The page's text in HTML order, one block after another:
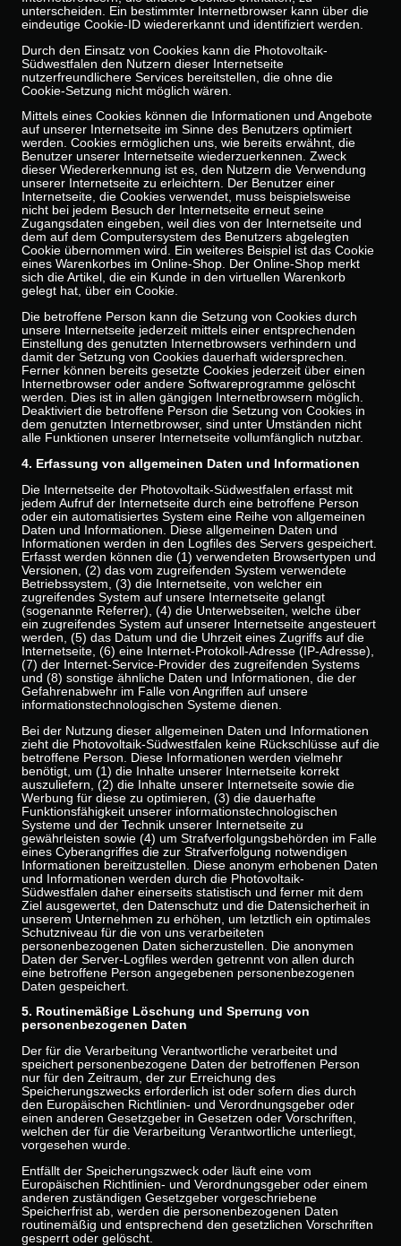
unterscheiden. Ein bestimmter Internetbrowser kann über die
eindeutige Cookie-ID wiedererkannt und identifiziert werden.
Durch den Einsatz von Cookies kann die Photovoltaik-
Südwestfalen den Nutzern dieser Internetseite
nutzerfreundlichere Services bereitstellen, die ohne die
Cookie-Setzung nicht möglich wären.
Mittels eines Cookies können die Informationen und Angebote
auf unserer Internetseite im Sinne des Benutzers optimiert
werden. Cookies ermöglichen uns, wie bereits erwähnt, die
Benutzer unserer Internetseite wiederzuerkennen. Zweck
dieser Wiedererkennung ist es, den Nutzern die Verwendung
unserer Internetseite zu erleichtern. Der Benutzer einer
Internetseite, die Cookies verwendet, muss beispielsweise
nicht bei jedem Besuch der Internetseite erneut seine
Zugangsdaten eingeben, weil dies von der Internetseite und
dem auf dem Computersystem des Benutzers abgelegten
Cookie übernommen wird. Ein weiteres Beispiel ist das Cookie
eines Warenkorbes im Online-Shop. Der Online-Shop merkt
sich die Artikel, die ein Kunde in den virtuellen Warenkorb
gelegt hat, über ein Cookie.
Die betroffene Person kann die Setzung von Cookies durch
unsere Internetseite jederzeit mittels einer entsprechenden
Einstellung des genutzten Internetbrowsers verhindern und
damit der Setzung von Cookies dauerhaft widersprechen.
Ferner können bereits gesetzte Cookies jederzeit über einen
Internetbrowser oder andere Softwareprogramme gelöscht
werden. Dies ist in allen gängigen Internetbrowsern möglich.
Deaktiviert die betroffene Person die Setzung von Cookies in
dem genutzten Internetbrowser, sind unter Umständen nicht
alle Funktionen unserer Internetseite vollumfänglich nutzbar.
4. Erfassung von allgemeinen Daten und Informationen
Die Internetseite der Photovoltaik-Südwestfalen erfasst mit
jedem Aufruf der Internetseite durch eine betroffene Person
oder ein automatisiertes System eine Reihe von allgemeinen
Daten und Informationen. Diese allgemeinen Daten und
Informationen werden in den Logfiles des Servers gespeichert.
Erfasst werden können die (1) verwendeten Browsertypen und
Versionen, (2) das vom zugreifenden System verwendete
Betriebssystem, (3) die Internetseite, von welcher ein
zugreifendes System auf unsere Internetseite gelangt
(sogenannte Referrer), (4) die Unterwebseiten, welche über
ein zugreifendes System auf unserer Internetseite angesteuert
werden, (5) das Datum und die Uhrzeit eines Zugriffs auf die
Internetseite, (6) eine Internet-Protokoll-Adresse (IP-Adresse),
(7) der Internet-Service-Provider des zugreifenden Systems
und (8) sonstige ähnliche Daten und Informationen, die der
Gefahrenabwehr im Falle von Angriffen auf unsere
informationstechnologischen Systeme dienen.
Bei der Nutzung dieser allgemeinen Daten und Informationen
zieht die Photovoltaik-Südwestfalen keine Rückschlüsse auf die
betroffene Person. Diese Informationen werden vielmehr
benötigt, um (1) die Inhalte unserer Internetseite korrekt
auszuliefern, (2) die Inhalte unserer Internetseite sowie die
Werbung für diese zu optimieren, (3) die dauerhafte
Funktionsfähigkeit unserer informationstechnologischen
Systeme und der Technik unserer Internetseite zu
gewährleisten sowie (4) um Strafverfolgungsbehörden im Falle
eines Cyberangriffes die zur Strafverfolgung notwendigen
Informationen bereitzustellen. Diese anonym erhobenen Daten
und Informationen werden durch die Photovoltaik-
Südwestfalen daher einerseits statistisch und ferner mit dem
Ziel ausgewertet, den Datenschutz und die Datensicherheit in
unserem Unternehmen zu erhöhen, um letztlich ein optimales
Schutzniveau für die von uns verarbeiteten
personenbezogenen Daten sicherzustellen. Die anonymen
Daten der Server-Logfiles werden getrennt von allen durch
eine betroffene Person angegebenen personenbezogenen
Daten gespeichert.
5. Routinemäßige Löschung und Sperrung von
personenbezogenen Daten
Der für die Verarbeitung Verantwortliche verarbeitet und
speichert personenbezogene Daten der betroffenen Person
nur für den Zeitraum, der zur Erreichung des
Speicherungszwecks erforderlich ist oder sofern dies durch
den Europäischen Richtlinien- und Verordnungsgeber oder
einen anderen Gesetzgeber in Gesetzen oder Vorschriften,
welchen der für die Verarbeitung Verantwortliche unterliegt,
vorgesehen wurde.
Entfällt der Speicherungszweck oder läuft eine vom
Europäischen Richtlinien- und Verordnungsgeber oder einem
anderen zuständigen Gesetzgeber vorgeschriebene
Speicherfrist ab, werden die personenbezogenen Daten
routinemäßig und entsprechend den gesetzlichen Vorschriften
gesperrt oder gelöscht.